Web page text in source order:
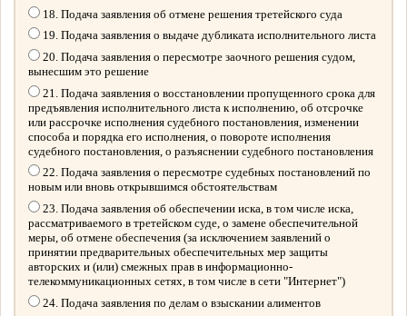
18. Подача заявления об отмене решения третейского суда
19. Подача заявления о выдаче дубликата исполнительного листа
20. Подача заявления о пересмотре заочного решения судом,
вынесшим это решение
21. Подача заявления о восстановлении пропущенного срока для
предъявления исполнительного листа к исполнению, об отсрочке
или рассрочке исполнения судебного постановления, изменении
способа и порядка его исполнения, о повороте исполнения
судебного постановления, о разъяснении судебного постановления
22. Подача заявления о пересмотре судебных постановлений по
новым или вновь открывшимся обстоятельствам
23. Подача заявления об обеспечении иска, в том числе иска,
рассматриваемого в третейском суде, о замене обеспечительной
меры, об отмене обеспечения (за исключением заявлений о
принятии предварительных обеспечительных мер защиты
авторских и (или) смежных прав в информационно-
телекоммуникационных сетях, в том числе в сети "Интернет")
24. Подача заявления по делам о взыскании алиментов